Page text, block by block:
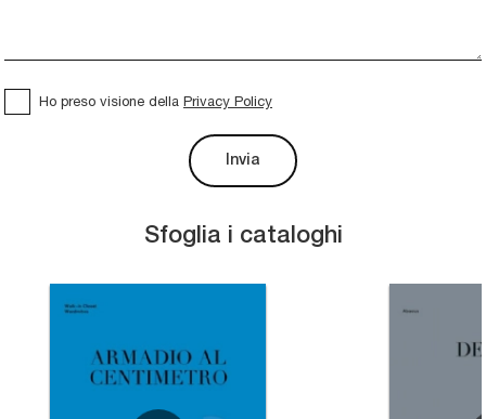
Sfoglia i cataloghi
Ho preso visione della Privacy Policy
Invia